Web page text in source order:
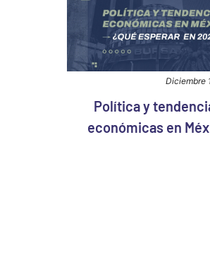
Diciembre
Política y
económicas en